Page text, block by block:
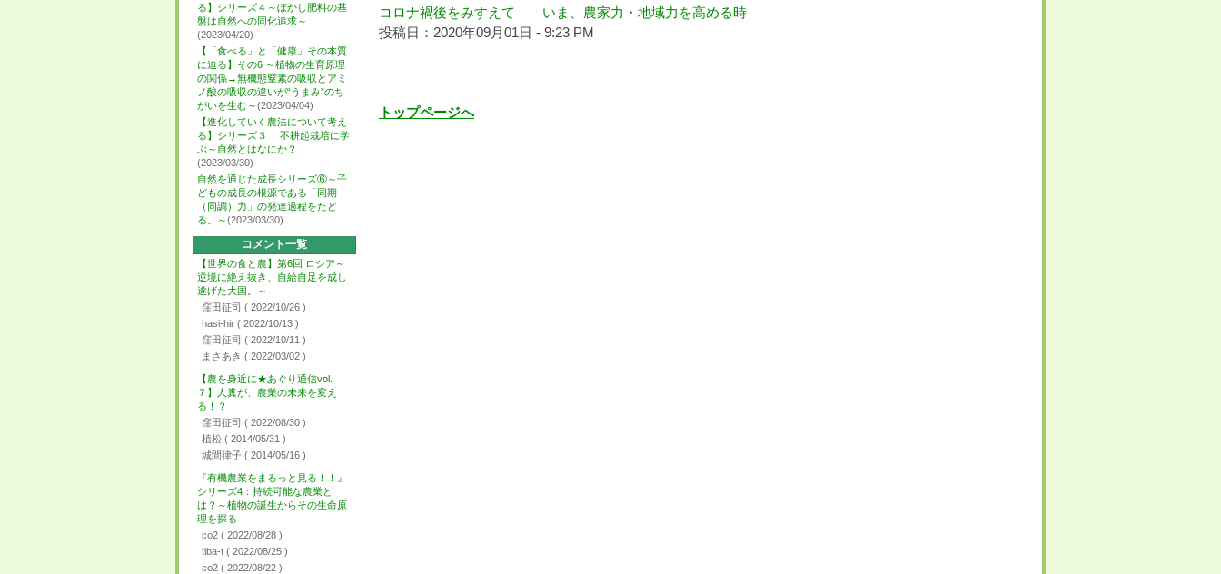
る】シリーズ４～ぼかし肥料の基
盤は自然への同化追求～
(2023/04/20)
【「食べる」と「健康」その本質
に迫る】その6 ～植物の生育原理
の関係→無機態窒素の吸収とアミ
ノ酸の吸収の違いが“うまみ”のち
がいを生む～(2023/04/04)
【進化していく農法について考え
る】シリーズ３ 不耕起栽培に学
ぶ～自然とはなにか？
(2023/03/30)
自然を通じた成長シリーズ⑥～子
どもの成長の根源である「同期
（同調）力」の発達過程をたど
る。～(2023/03/30)
コメント一覧
【世界の食と農】第6回 ロシア～
逆境に絶え抜き、自給自足を成し
遂げた大国。～
窪田征司 ( 2022/10/26 )
hasi-hir ( 2022/10/13 )
窪田征司 ( 2022/10/11 )
まさあき ( 2022/03/02 )
【農を身近に★あぐり通信vol.
７】人糞が、農業の未来を変え
る！？
窪田征司 ( 2022/08/30 )
植松 ( 2014/05/31 )
城間律子 ( 2014/05/16 )
『有機農業をまるっと見る！！』
シリーズ4：持続可能な農業と
は？～植物の誕生からその生命原
理を探る
co2 ( 2022/08/28 )
tiba-t ( 2022/08/25 )
co2 ( 2022/08/22 )
コロナ禍後をみすえて いま、農家力・地域力を高める時
投稿日：2020年09月01日 - 9:23 PM
トップページへ